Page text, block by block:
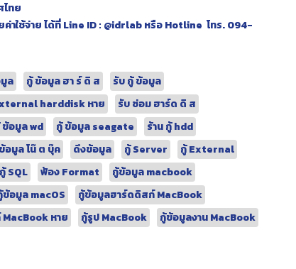
ไทย
าใช้จ่าย ได้ที่ Line ID : @idrlab หรือ Hotline โทร. 094-
ล กู้ ข้อมูล ฮา ร์ ดิ ส
รับ กู้ ข้อมูล
harddisk หาย
รับ ซ่อม ฮาร์ด ดิ ส
ข้อมูล wd กู้ ข้อมูล seagate
ร้าน กู้ hdd
อมูล โน๊ ต บุ๊ค ดึงข้อมูล กู้ Server
กู้ External
กู้ SQL ฟ้อง Format
กู้ข้อมูล macbook
ข้อมูล macOS
กู้ข้อมูลฮาร์ดดิสก์ MacBook
MacBook หาย กู้รูป MacBook
กู้ข้อมูลงาน MacBook